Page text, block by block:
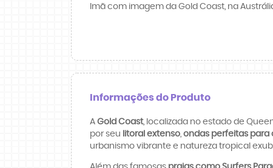
Imã com imagem da Gold Coast, na
Informações do Produto
A Gold Coast, localizada no estado de
por seu litoral extenso, ondas perfeitas para
urbanismo vibrante e natureza tropical